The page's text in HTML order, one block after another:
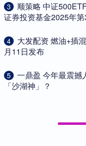
3
顺策略 中证
证券投资基金2025年
4
大发配资 燃油+插
月11日发布
5
一鼎盈 今年最震撼
「沙湖神」？